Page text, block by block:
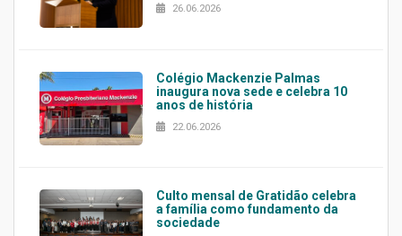
26.06.2026
Colégio Mackenzie Palmas
inaugura nova sede e celebra 10
anos de história
22.06.2026
Culto mensal de Gratidão celebra
a família como fundamento da
sociedade